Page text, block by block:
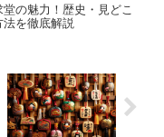
堂の魅力！歴史・見どこ
法を徹底解説